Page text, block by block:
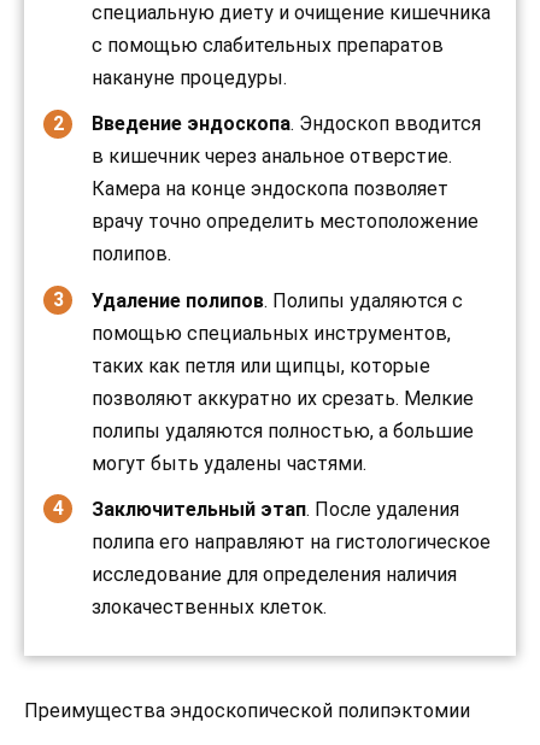
специальную диету и очищение кишечника
с помощью слабительных препаратов
накануне процедуры.
Введение эндоскопа. Эндоскоп вводится
в кишечник через анальное отверстие.
Камера на конце эндоскопа позволяет
врачу точно определить местоположение
полипов.
Удаление полипов. Полипы удаляются с
помощью специальных инструментов,
таких как петля или щипцы, которые
позволяют аккуратно их срезать. Мелкие
полипы удаляются полностью, а большие
могут быть удалены частями.
Заключительный этап. После удаления
полипа его направляют на гистологическое
исследование для определения наличия
злокачественных клеток.
Преимущества эндоскопической полипэктомии